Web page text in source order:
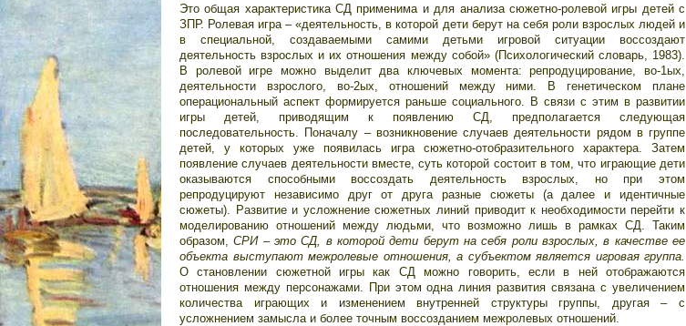
Это общая характеристика СД применима и для анализа сюжетно-ролевой игры детей с
ЗПР. Ролевая игра – «деятельность, в которой дети берут на себя роли взрослых людей и
в специальной, создаваемыми самими детьми игровой ситуации воссоздают
деятельность взрослых и их отношения между собой» (Психологический словарь, 1983).
В ролевой игре можно выделит два ключевых момента: репродуцирование, во-1ых,
деятельности взрослого, во-2ых, отношений между ними. В генетическом плане
операциональный аспект формируется раньше социального. В связи с этим в развитии
игры детей, приводящим к появлению СД, предполагается следующая
последовательность. Поначалу – возникновение случаев деятельности рядом в группе
детей, у которых уже появилась игра сюжетно-отобразительного характера. Затем
появление случаев деятельности вместе, суть которой состоит в том, что играющие дети
оказываются способными воссоздать деятельность взрослых, но при этом
репродуцируют независимо друг от друга разные сюжеты (а далее и идентичные
сюжеты). Развитие и усложнение сюжетных линий приводит к необходимости перейти к
моделированию отношений между людьми, что возможно лишь в рамках СД. Таким
образом,СРИ – это СД, в которой дети берут на себя роли взрослых, в качестве ее
объекта выступают межролевые отношения, а субъектом является игровая группа.
О становлении сюжетной игры как СД можно говорить, если в ней отображаются
отношения между персонажами. При этом одна линия развития связана с увеличением
количества играющих и изменением внутренней структуры группы, другая – с
усложнением замысла и более точным воссозданием межролевых отношений.